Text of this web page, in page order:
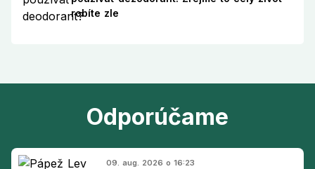
robíte zle
Odporúčame
09. aug. 2026 o 16:23